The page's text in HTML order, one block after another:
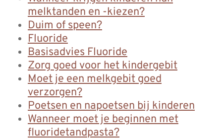
melktanden en -kiezen?
Duim of speen?
Fluoride
Basisadvies Fluoride
Zorg goed voor het kindergebit
Moet je een melkgebit goed
verzorgen?
Poetsen en napoetsen bij kinderen
Wanneer moet je beginnen met
fluoridetandpasta?